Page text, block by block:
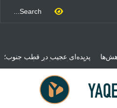
پدیده‌ای عجیب در قطب جنوب؛
پنگوئنی که هزاران بار در روز
می‌خوابد
محمدباقر قالیباف، رئیس
مجلس ایران، با انتقاد تند از
سیاست‌های دونالد ترمپ اعلام
کرد که واشنگتن تلاش دارد با